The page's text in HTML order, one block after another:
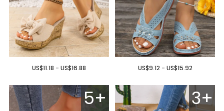
US$9.12 - US$15.92
US$11.18 - US$16.88
3+
5+